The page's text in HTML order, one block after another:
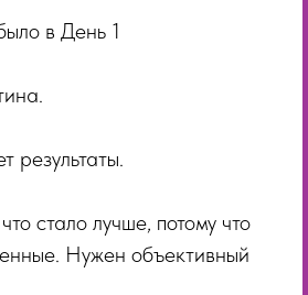
в День 1
результаты.
стало лучше, потому что
Нужен объективный